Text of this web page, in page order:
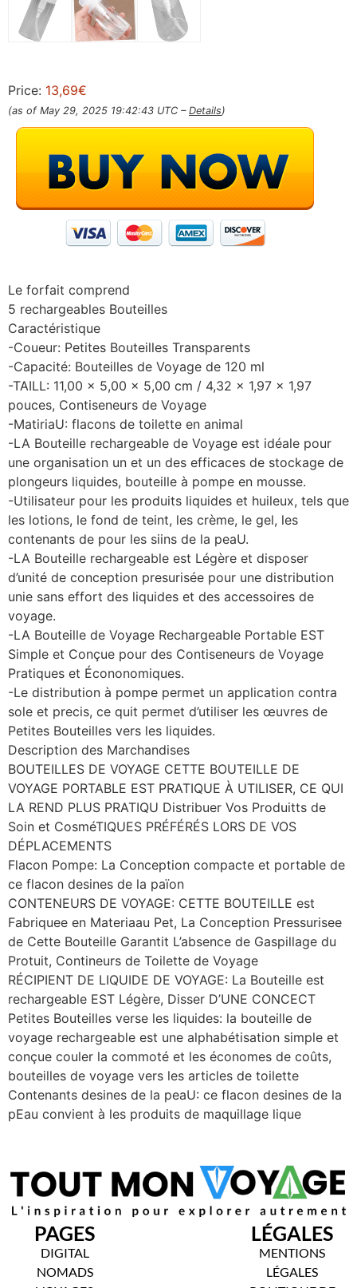
Price: 13,69€
(as of May 29, 2025 19:42:43 UTC – Details)
Le forfait comprend
5 rechargeables Bouteilles
Caractéristique
-Coueur: Petites Bouteilles Transparents
-Capacité: Bouteilles de Voyage de 120 ml
-TAILL: 11,00 x 5,00 x 5,00 cm / 4,32 x 1,97 x 1,97
pouces, Contiseneurs de Voyage
-MatiriaU: flacons de toilette en animal
-LA Bouteille rechargeable de Voyage est idéale pour
une organisation un et un des efficaces de stockage de
plongeurs liquides, bouteille à pompe en mousse.
-Utilisateur pour les produits liquides et huileux, tels que
les lotions, le fond de teint, les crème, le gel, les
contenants de pour les siins de la peaU.
-LA Bouteille rechargeable est Légère et disposer
d’unité de conception presurisée pour une distribution
unie sans effort des liquides et des accessoires de
voyage.
-LA Bouteille de Voyage Rechargeable Portable EST
Simple et Conçue pour des Contiseneurs de Voyage
Pratiques et Écononomiques.
-Le distribution à pompe permet un application contra
sole et precis, ce quit permet d’utiliser les œuvres de
Petites Bouteilles vers les liquides.
Description des Marchandises
BOUTEILLES DE VOYAGE CETTE BOUTEILLE DE
VOYAGE PORTABLE EST PRATIQUE À UTILISER, CE QUI
LA REND PLUS PRATIQU Distribuer Vos Produitts de
Soin et CosméTIQUES PRÉFÉRÉS LORS DE VOS
DÉPLACEMENTS
Flacon Pompe: La Conception compacte et portable de
ce flacon desines de la païon
CONTENEURS DE VOYAGE: CETTE BOUTEILLE est
Fabriquee en Materiaau Pet, La Conception Pressurisee
de Cette Bouteille Garantit L’absence de Gaspillage du
Protuit, Contineurs de Toilette de Voyage
RÉCIPIENT DE LIQUIDE DE VOYAGE: La Bouteille est
rechargeable EST Légère, Disser D’UNE CONCECT
Petites Bouteilles verse les liquides: la bouteille de
voyage rechargeable est une alphabétisation simple et
conçue couler la commoté ​​et les économes de coûts,
bouteilles de voyage vers les articles de toilette
Contenants desines de la peaU: ce flacon desines de la
pEau convient à les produits de maquillage lique
PAGES
DIGITAL
NOMADS
LÉGALES
MENTIONS
LÉGALES